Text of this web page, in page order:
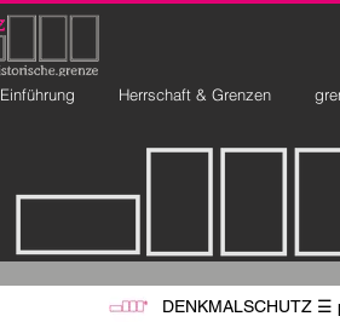
Einführung Herrschaft & Grenzen
DENKMALSCHUTZ ☰